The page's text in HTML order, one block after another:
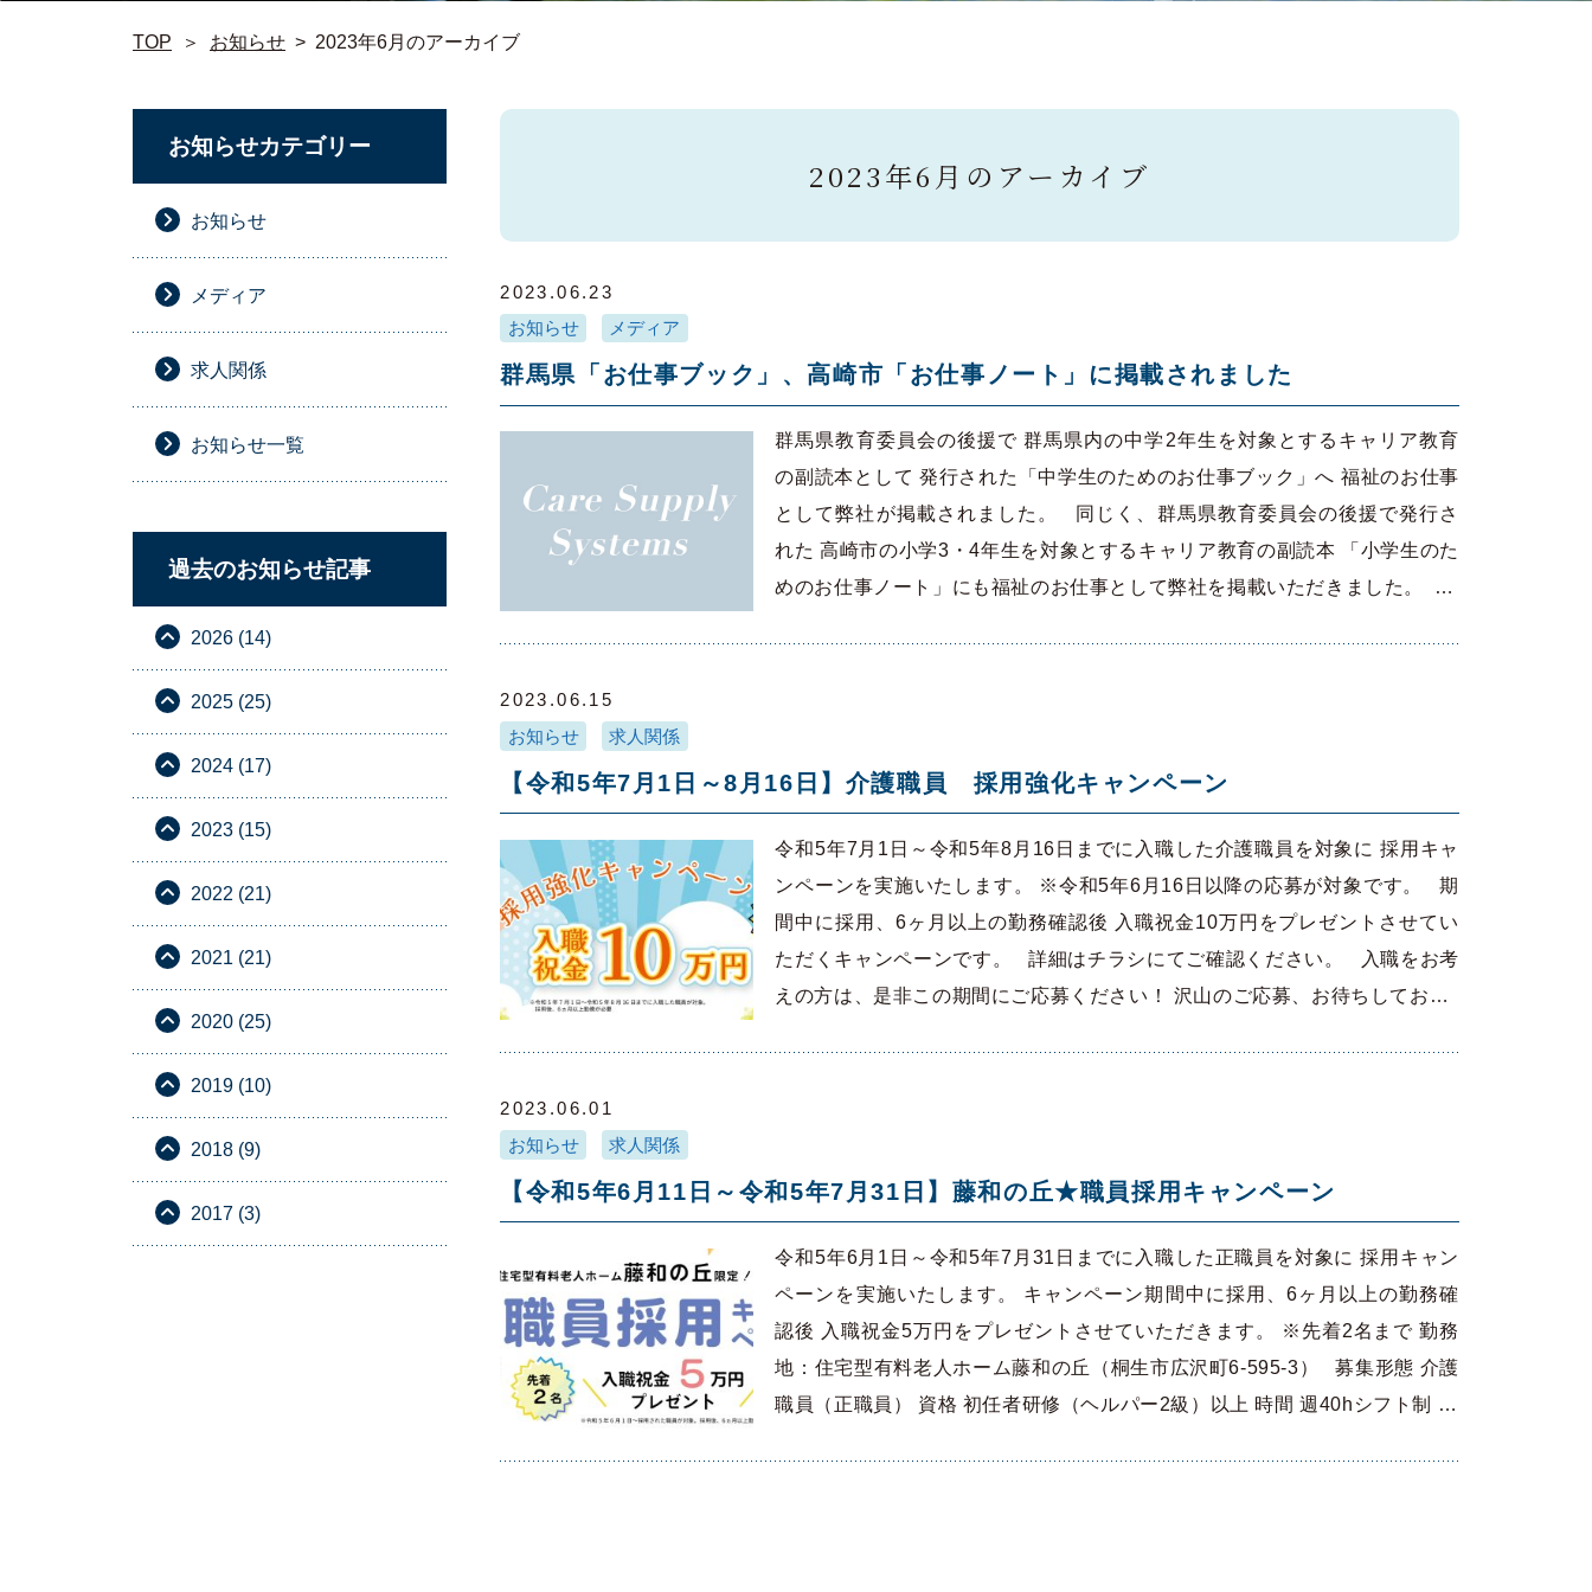
TOP ＞ お知らせ > 2023年6月のアーカイブ
2023年6月のアーカイブ
群馬県教育委員会の後援で 群馬県内の中学2年生を対象とするキャリア教育
の副読本として 発行された「中学生のためのお仕事ブック」へ 福祉のお仕事
として弊社が掲載されました。 同じく、群馬県教育委員会の後援で発行さ
れた 高崎市の小学3・4年生を対象とするキャリア教育の副読本 「小学生のた
めのお仕事ノート」にも福祉のお仕事として弊社を掲載いただきました。 …
2023.06.23
お知らせ
メディア
群馬県「お仕事ブック」、高崎市「お仕事ノート」に掲載されました
令和5年7月1日～令和5年8月16日までに入職した介護職員を対象に 採用キャ
ンペーンを実施いたします。 ※令和5年6月16日以降の応募が対象です。 期
間中に採用、6ヶ月以上の勤務確認後 入職祝金10万円をプレゼントさせてい
ただくキャンペーンです。 詳細はチラシにてご確認ください。 入職をお考
えの方は、是非この期間にご応募ください！ 沢山のご応募、お待ちしてお…
2023.06.15
お知らせ
求人関係
【令和5年7月1日～8月16日】介護職員 採用強化キャンペーン
令和5年6月1日～令和5年7月31日までに入職した正職員を対象に 採用キャン
ペーンを実施いたします。 キャンペーン期間中に採用、6ヶ月以上の勤務確
認後 入職祝金5万円をプレゼントさせていただきます。 ※先着2名まで 勤務
地：住宅型有料老人ホーム藤和の丘（桐生市広沢町6-595-3） 募集形態 介護
職員（正職員） 資格 初任者研修（ヘルパー2級）以上 時間 週40hシフト制 …
2023.06.01
お知らせ
求人関係
【令和5年6月11日～令和5年7月31日】藤和の丘★職員採用キャンペーン
お知らせカテゴリー
お知らせ
メディア
求人関係
お知らせ一覧
過去のお知らせ記事
2026 (14)
2025 (25)
2024 (17)
2023 (15)
2022 (21)
2021 (21)
2020 (25)
2019 (10)
2018 (9)
2017 (3)